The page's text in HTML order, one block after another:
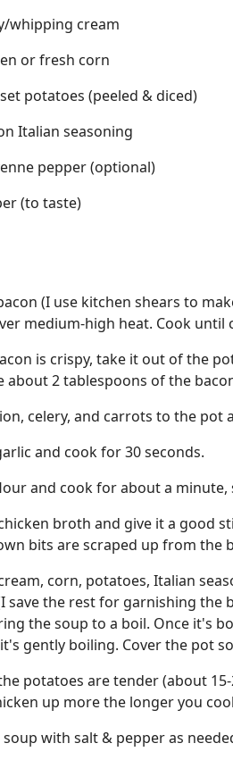
whipping cream
or fresh corn
potatoes (peeled & diced)
Italian seasoning
pepper (optional)
(to taste)
(I use kitchen shears to
medium-high heat. Cook until
is crispy, take it out of the
about 2 tablespoons of the
celery, and carrots to the pot
and cook for 30 seconds.
and cook for about a
broth and give it a good
bits are scraped up from the
corn, potatoes, Italian
save the rest for garnishing the
the soup to a boil. Once it's
gently boiling. Cover the pot
potatoes are tender (about
up more the longer you
soup with salt & pepper as